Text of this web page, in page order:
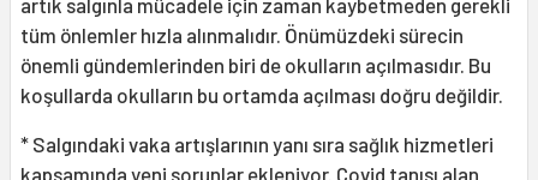
artık salgınla mücadele için zaman kaybetmeden gerekli
tüm önlemler hızla alınmalıdır. Önümüzdeki sürecin
önemli gündemlerinden biri de okulların açılmasıdır. Bu
koşullarda okulların bu ortamda açılması doğru değildir.
* Salgındaki vaka artışlarının yanı sıra sağlık hizmetleri
kapsamında yeni sorunlar ekleniyor. Covid tanısı alan